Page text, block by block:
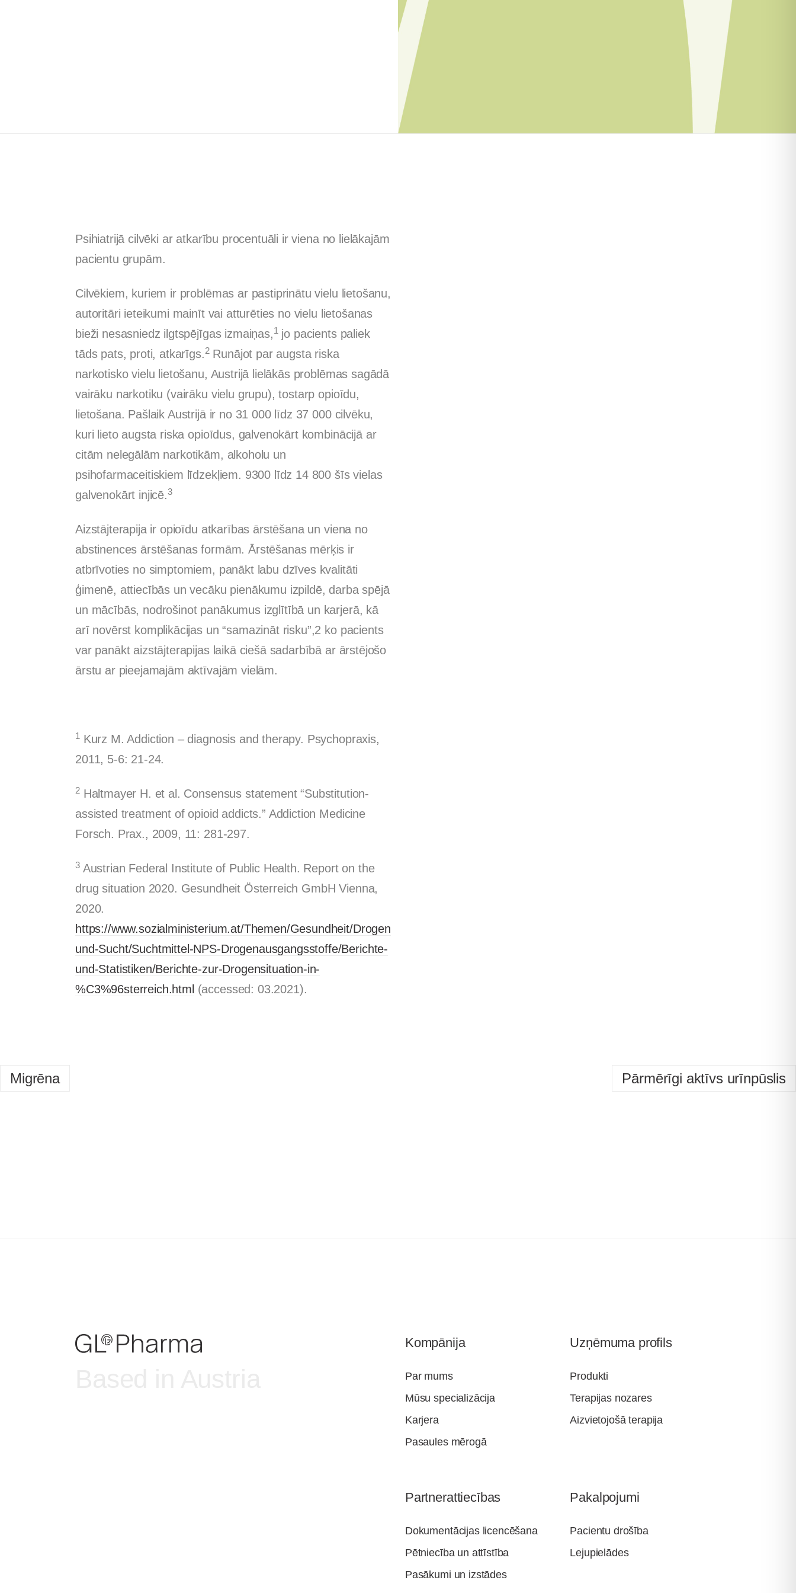
Psihiatrijā cilvēki ar atkarību procentuāli ir viena no lielākajām
pacientu grupām.
Cilvēkiem, kuriem ir problēmas ar pastiprinātu vielu lietošanu,
autoritāri ieteikumi mainīt vai atturēties no vielu lietošanas
bieži nesasniedz ilgtspējīgas izmaiņas,1jo pacients paliek
tāds pats, proti, atkarīgs.2Runājot par augsta riska
narkotisko vielu lietošanu, Austrijā lielākās problēmas sagādā
vairāku narkotiku (vairāku vielu grupu), tostarp opioīdu,
lietošana. Pašlaik Austrijā ir no 31 000 līdz 37 000 cilvēku,
kuri lieto augsta riska opioīdus, galvenokārt kombinācijā ar
citām nelegālām narkotikām, alkoholu un
psihofarmaceitiskiem līdzekļiem. 9300 līdz 14 800 šīs vielas
galvenokārt injicē.3
Aizstājterapija ir opioīdu atkarības ārstēšana un viena no
abstinences ārstēšanas formām. Ārstēšanas mērķis ir
atbrīvoties no simptomiem, panākt labu dzīves kvalitāti
ģimenē, attiecībās un vecāku pienākumu izpildē, darba spējā
un mācībās, nodrošinot panākumus izglītībā un karjerā, kā
arī novērst komplikācijas un “samazināt risku”,2 ko pacients
var panākt aizstājterapijas laikā ciešā sadarbībā ar ārstējošo
ārstu ar pieejamajām aktīvajām vielām.
1Kurz M. Addiction – diagnosis and therapy. Psychopraxis,
2011, 5-6: 21-24.
2Haltmayer H. et al. Consensus statement “Substitution-
assisted treatment of opioid addicts.” Addiction Medicine
Forsch. Prax., 2009, 11: 281-297.
3Austrian Federal Institute of Public Health. Report on the
drug situation 2020. Gesundheit Österreich GmbH Vienna,
2020.
https://www.sozialministerium.at/Themen/Gesundheit/Drogen-
und-Sucht/Suchtmittel-NPS-Drogenausgangsstoffe/Berichte-
und-Statistiken/Berichte-zur-Drogensituation-in-
%C3%96sterreich.html (accessed: 03.2021).
Migrēna Pārmērīgi aktīvs urīnpūslis
Kompānija
Par mums
Mūsu specializācija
Karjera
Pasaules mērogā
Uzņēmuma profils
Produkti
Terapijas nozares
Aizvietojošā terapija
Partnerattiecības
Dokumentācijas licencēšana
Pētniecība un attīstība
Pasākumi un izstādes
Pakalpojumi
Pacientu drošība
Lejupielādes